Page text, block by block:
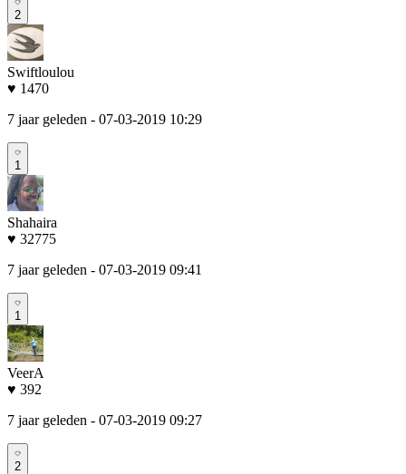
2
Swiftloulou
♥ 1470
7 jaar geleden - 07-03-2019 10:29
1
Shahaira
♥ 32775
7 jaar geleden - 07-03-2019 09:41
1
VeerA
♥ 392
7 jaar geleden - 07-03-2019 09:27
2